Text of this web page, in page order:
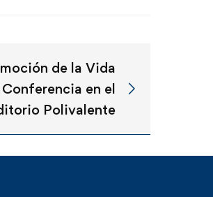
de la Vida
en el
Polivalente